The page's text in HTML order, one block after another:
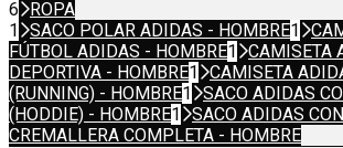
6
ROPA
1
SACO POLAR ADIDAS - HOMBRE1
FÚTBOL ADIDAS - HOMBRE1
CAMISETA
DEPORTIVA - HOMBRE1
CAMISETA
(RUNNING) - HOMBRE1
SACO ADIDAS
(HODDIE) - HOMBRE1
SACO ADIDAS
CREMALLERA COMPLETA - HOMBRE